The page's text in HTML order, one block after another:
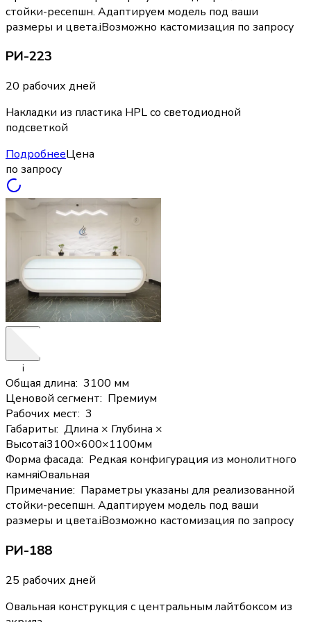
стойки-ресепшн. Адаптируем модель под ваши
размеры и цвета.iВозможно кастомизация по запросу
РИ-223
20 рабочих дней
Накладки из пластика HPL со светодиодной
подсветкой
ПодробнееЦена
по запросу
i
Общая длина: 3100 мм
Ценовой сегмент: Премиум
Рабочих мест: 3
Габариты: Длина × Глубина ×
Высотаi3100×600×1100мм
Форма фасада: Редкая конфигурация из монолитного
камняiОвальная
Примечание: Параметры указаны для реализованной
стойки-ресепшн. Адаптируем модель под ваши
размеры и цвета.iВозможно кастомизация по запросу
РИ-188
25 рабочих дней
Овальная конструкция с центральным лайтбоксом из